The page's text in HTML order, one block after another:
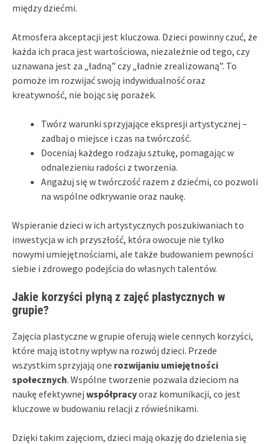
między dziećmi.
Atmosfera akceptacji jest kluczowa. Dzieci powinny czuć, że
każda ich praca jest wartościowa, niezależnie od tego, czy
uznawana jest za „ładną” czy „ładnie zrealizowaną”. To
pomoże im rozwijać swoją indywidualność oraz
kreatywność, nie bojąc się porażek.
Twórz warunki sprzyjające ekspresji artystycznej –
zadbaj o miejsce i czas na twórczość.
Doceniaj każdego rodzaju sztukę, pomagając w
odnalezieniu radości z tworzenia.
Angażuj się w twórczość razem z dziećmi, co pozwoli
na wspólne odkrywanie oraz naukę.
Wspieranie dzieci w ich artystycznych poszukiwaniach to
inwestycja w ich przyszłość, która owocuje nie tylko
nowymi umiejętnościami, ale także budowaniem pewności
siebie i zdrowego podejścia do własnych talentów.
Jakie korzyści płyną z zajęć plastycznych w
grupie?
Zajęcia plastyczne w grupie oferują wiele cennych korzyści,
które mają istotny wpływ na rozwój dzieci. Przede
wszystkim sprzyjają one rozwijaniu umiejętności
społecznych. Wspólne tworzenie pozwala dzieciom na
naukę efektywnej współpracyoraz komunikacji, co jest
kluczowe w budowaniu relacji z rówieśnikami.
Dzięki takim zajęciom, dzieci mają okazję do dzielenia się